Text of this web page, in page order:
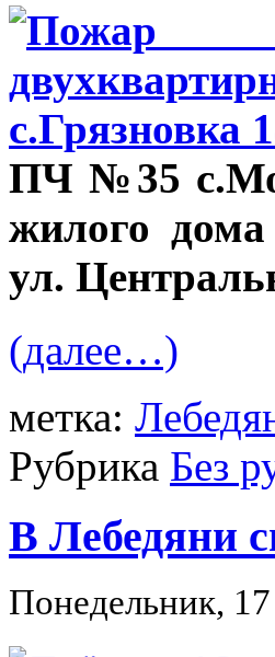
ПЧ №35
жилого дома
ул.
(далее…)
метка:
Рубрика Без
В Лебедяни
Понедельник,